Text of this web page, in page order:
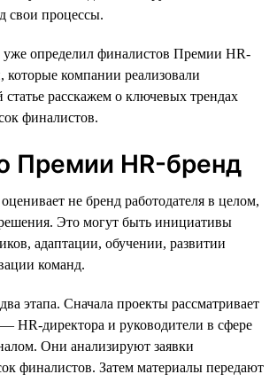
свои процессы.
уже определил финалистов Премии HR-
которые компании реализовали
статье расскажем о ключевых трендах
финалистов.
Премии HR-бренд
не бренд работодателя в целом,
Это могут быть инициативы
адаптации, обучении, развитии
команд.
этапа. Сначала проекты рассматривает
HR-директора и руководители в сфере
Они анализируют заявки
финалистов. Затем материалы передают